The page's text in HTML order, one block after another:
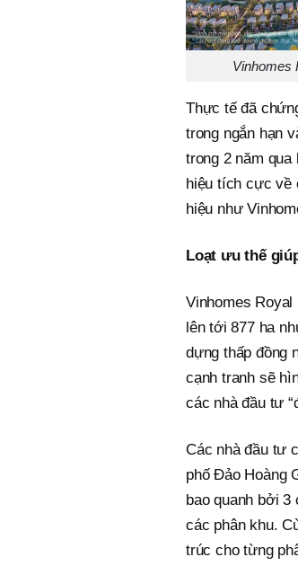
Vinhomes
Thực tế đã
trong ngắn hạn
trong 2 năm
hiệu tích cực về
hiệu như
Loạt ưu thế
Vinhomes
lên tới 877 ha
dựng thấp đồng
cạnh tranh sẽ
các nhà đầu tư
Các nhà đầu tư
phố Đảo Hoàng
bao quanh bởi 3
các phân khu.
trúc cho từng